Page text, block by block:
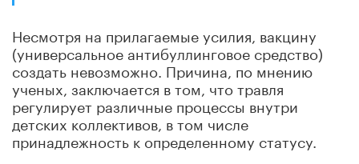
Несмотря на прилагаемые усилия, вакцину
(универсальное антибуллинговое средство)
создать невозможно. Причина, по мнению
ученых, заключается в том, чтотравля
регулирует различные процессы внутри
детских коллективов, в том числе
принадлежность к определенному статусу.